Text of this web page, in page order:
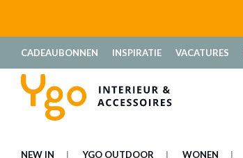
CADEAUBONNEN INSPIRATIE VACATURES
NEW IN YGO OUTDOOR WONEN